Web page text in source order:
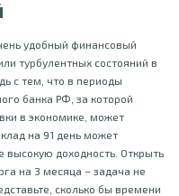
удобный финансовый
турбулентных состояний в
с тем, что в периоды
банка РФ, за которой
в экономике, может
на 91 день может
высокую доходность. Открыть
на 3 месяца – задача не
сколько бы времени